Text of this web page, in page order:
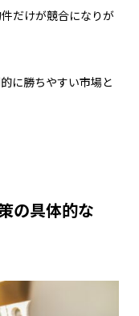
だけが競合になりが
に勝ちやすい市場と
の具体的な